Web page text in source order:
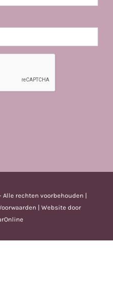
Alle rechten voorbehouden |
| Website door